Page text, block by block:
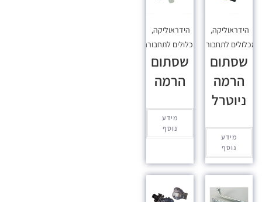
הידראוליקה,
מכלולים לתחבורה
שסתום
הרמה
ניוטרל
מידע
נוסף
הידראוליקה,
מכלולים לתחבורה
שסתום
הרמה
מידע
נוסף